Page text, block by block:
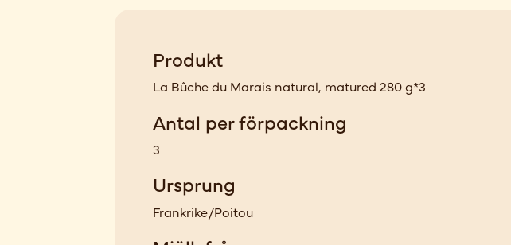
Produkt
La Bûche du Marais natural, matured 280 g*3
Antal per förpackning
3
Ursprung
Frankrike/Poitou